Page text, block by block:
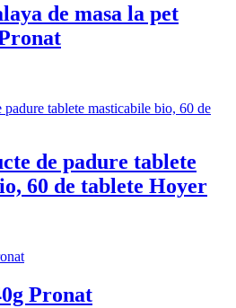
de masa la pet
de padure tablete
60 de tablete Hoyer
Pronat